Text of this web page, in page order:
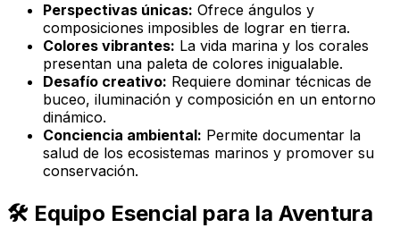
Perspectivas únicas: Ofrece ángulos y
composiciones imposibles de lograr en tierra.
Colores vibrantes: La vida marina y los corales
presentan una paleta de colores inigualable.
Desafío creativo: Requiere dominar técnicas de
buceo, iluminación y composición en un entorno
dinámico.
Conciencia ambiental: Permite documentar la
salud de los ecosistemas marinos y promover su
conservación.
🛠️ Equipo Esencial para la Aventura